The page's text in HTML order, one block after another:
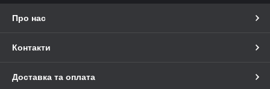
Про нас
Контакти
Доставка та оплата